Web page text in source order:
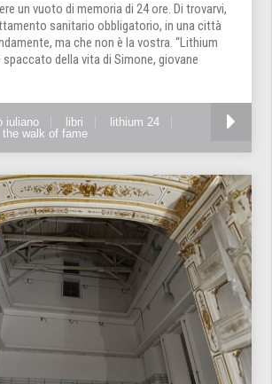
un vuoto di memoria di 24 ore. Di trovarvi,
sanitario obbligatorio, in una città
ma che non è la vostra. “Lithium
della vita di Simone, giovane
iuliano libri
lithium 24
the walk of fame